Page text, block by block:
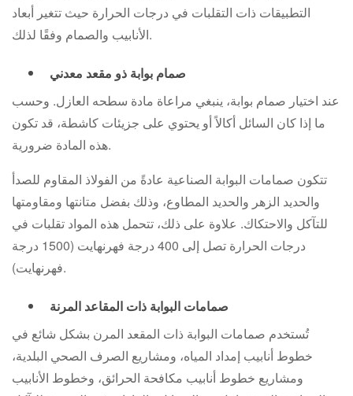
التطبيقات ذات التقلبات في درجات الحرارة حيث تتغير أبعاد
الأنابيب والصمام وفقًا لذلك.
صمام بوابة ذو مقعد معدني
عند اختيار صمام بوابة، ينبغي مراعاة مادة سطحه العازل. وحسب
ما إذا كان السائل أكالاً أو يحتوي على جزيئات كاشطة، قد تكون
هذه المادة ضرورية.
تتكون صمامات البوابة الصناعية عادةً من الفولاذ المقاوم للصدأ
والحديد الزهر والحديد المطاوع، وذلك بفضل متانتها ومقاومتها
للتآكل والاحتكاك. علاوة على ذلك، تتحمل هذه المواد تقلبات في
درجات الحرارة تصل إلى 400 درجة فهرنهايت (1500 درجة
فهرنهايت).
صمامات البوابة ذات المقاعد المرنة
تُستخدم صمامات البوابة ذات المقعد المرن بشكل شائع في
خطوط أنابيب إمداد المياه، ومشاريع الصرف الصحي البلدية،
ومشاريع خطوط أنابيب مكافحة الحرائق، وخطوط الأنابيب